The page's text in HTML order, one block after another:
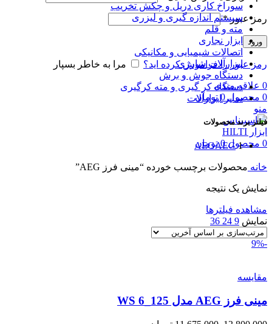
رمز عبور*
ورود
رمز عبور را فراموش کرده اید؟ مرا به خاطر بسپار
0 علاقه مندی
0 محصول 0 تومان
منو
0 محصول 0 تومان
سوراخ کاری دریل و چکش تخریب
سیستم اندازه گیری و لیزری
مته و قلم
ابزار نجاری
اتصالات شیمیایی و مکانیکی
ابزارآلات شارژی
دستگاه جوش و برش
دستگاه کر گیری و مته کرگیری
سایر ابزارآلات
فیلتر برند محصولات
AEGAEG 1
خانه محصولات برچسب خورده “مینی فرز AEG”
نمایش یک نتیجه
مشاهده فیلترها
نمایش 9
24
36
-9%
مقایسه
مینی فرز AEG مدل WS 6_125